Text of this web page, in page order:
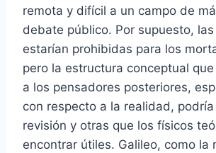
remota y difícil a un campo de
debate público. Por supuesto,
estarían prohibidas para los
pero la estructura conceptual
a los pensadores posteriores,
con respecto a la realidad,
revisión y otras que los físicos
encontrar útiles. Galileo, como la